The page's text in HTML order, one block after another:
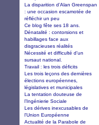
La disparition d’Alan Greenspan
: une occasion escamotée de
réfléchir un peu
Ce blog fête ses 18 ans.
Dénatalité : contorsions et
habillages face aux
disgracieuses réalités
Nécessité et difficulté d'un
sursaut national.
Travail : les trois déficits
Les trois leçons des dernières
élections européennes,
législatives et municipales
La tentation douteuse de
l’Ingénierie Sociale
Les dérives inexcusables de
l'Union Européenne
Actualité de la Parabole de